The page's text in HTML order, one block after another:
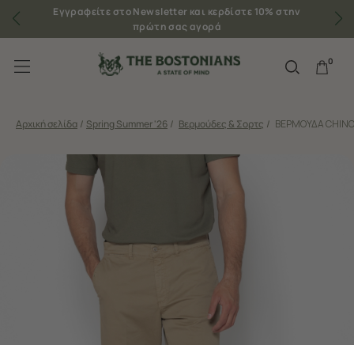
Εγγραφείτε στο Newsletter και κερδίστε 10% στην
πρώτη σας αγορά
0
Αρχική σελίδα / Spring Summer '26 / Βερμούδες & Σορτς / ΒΕΡΜΟΥΔΑ